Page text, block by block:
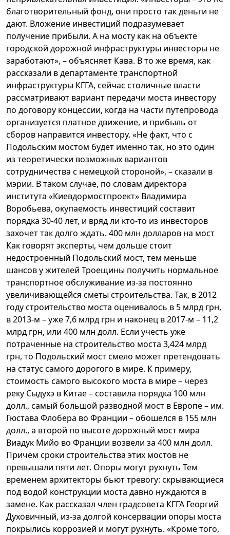
благотворительный фонд, они просто так деньги не
дают. Вложение инвестиций подразумевает
получение прибыли. А на мосту как на объекте
городской дорожной инфраструктуры инвесторы не
заработают», – объясняет Кава. В то же время, как
рассказали в департаменте транспортной
инфраструктуры КГГА, сейчас столичные власти
рассматривают вариант передачи моста инвестору
по договору концессии, когда на части путепровода
организуется платное движение, и прибыль от
сборов направится инвестору. «Не факт, что с
Подольским мостом будет именно так, но это один
из теоретически возможных вариантов
сотрудничества с немецкой стороной», – сказали в
мэрии. В таком случае, по словам директора
института «Киевдормостпроект» Владимира
Воробьева, окупаемость инвестиций составит
порядка 30-40 лет, и вряд ли кто-то из инвесторов
захочет так долго ждать. 400 млн долларов на мост
Как говорят эксперты, чем дольше стоит
недостроенный Подольский мост, тем меньше
шансов у жителей Троещины получить нормальное
транспортное обслуживание из-за постоянно
увеличивающейся сметы строительства. Так, в 2012
году строительство моста оценивалось в 5 млрд грн,
в 2013-м – уже 7,6 млрд грн и наконец в 2017-м – 11,2
млрд грн, или 400 млн долл. Если учесть уже
потраченные на строительство моста 3,424 млрд
грн, то Подольский мост смело может претендовать
на статус самого дорогого в мире. К примеру,
стоимость самого высокого моста в мире – через
реку Сыдухэ в Китае – составила порядка 100 млн
долл., самый большой разводной мост в Европе – им.
Гюстава Флобера во Франции – обошелся в 155 млн
долл., а второй по высоте дорожный мост мира
Виадук Мийо во Франции возвели за 400 млн долл.
Причем сроки строительства этих мостов не
превышали пяти лет. Опоры могут рухнуть Тем
временем архитекторы бьют тревогу: скрывающиеся
под водой конструкции моста давно нуждаются в
замене. Как рассказал член градсовета КГГА Георгий
Духовичный, из-за долгой консервации опоры моста
покрылись коррозией и могут рухнуть. «Кроме того,